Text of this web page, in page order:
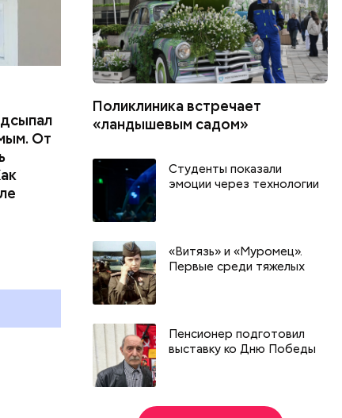
с зеркалом: какие праздники
отмечают в России и мире 3
августа
холостяка:
От
Поликлиника встречает
«ландышевым садом»
Студенты показали
эмоции через технологии
«Витязь» и «Муромец».
Первые среди тяжелых
Пенсионер подготовил
выставку ко Дню Победы